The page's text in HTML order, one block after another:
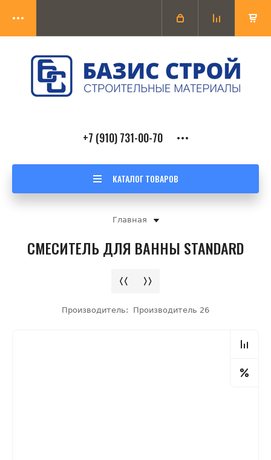
+7 (910) 731-00-70
КАТАЛОГ ТОВАРОВ
Главная
СМЕСИТЕЛЬ ДЛЯ ВАННЫ STANDARD
Производитель: Производитель 26